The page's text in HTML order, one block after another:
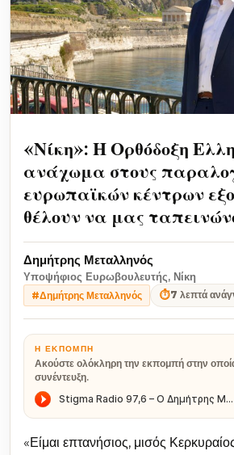
«Νίκη»: Η Ορθόδοξη
ανάχωμα στους
ευρωπαϊκών κέντρων
θέλουν να μας
Δημήτρης Μεταλληνός
Υποψήφιος Ευρωβουλευτής, Νίκη
#Δημήτρης Μεταλληνός ⏱7 λεπτά
Η ΕΚΠΟΜΠΉ
Ακούστε ολόκληρη την εκπομπή στην
συνέντευξη.
«Είμαι επτανήσιος, μισός